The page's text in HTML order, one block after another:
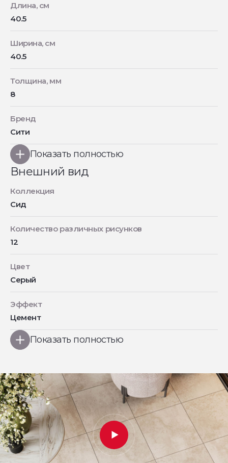
Длина, см
40.5
Ширина, см
40.5
Толщина, мм
8
Бренд
Сити
Показать полностью
Внешний вид
Коллекция
Сид
Количество различных рисунков
12
Цвет
Серый
Эффект
Цемент
Показать полностью